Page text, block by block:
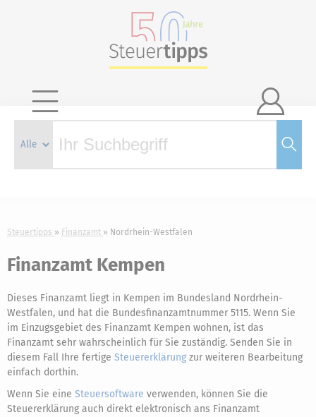

Steuertipps Finanzamt Nordrhein-Westfalen
Finanzamt Kempen
Dieses Finanzamt liegt in Kempen im Bundesland Nordrhein-
Westfalen, und hat die Bundesfinanzamtnummer 5115. Wenn Sie
im Einzugsgebiet des Finanzamt Kempen wohnen, ist das
Finanzamt sehr wahrscheinlich für Sie zuständig. Senden Sie in
diesem Fall Ihre fertige Steuererklärung zur weiteren Bearbeitung
einfach dorthin.
Wenn Sie eine Steuersoftware verwenden, können Sie die
Steuererklärung auch direkt elektronisch ans Finanzamt